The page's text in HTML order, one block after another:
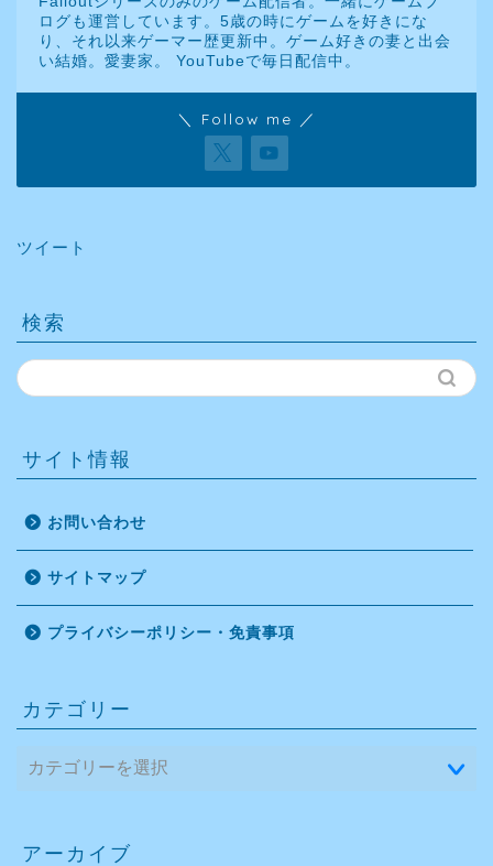
ログも運営しています。5歳の時にゲームを好きにな
り、それ以来ゲーマー歴更新中。ゲーム好きの妻と出会
い結婚。愛妻家。 YouTubeで毎日配信中。
＼ Follow me ／
ツイート
検索
サイト情報
お問い合わせ
サイトマップ
プライバシーポリシー・免責事項
カテゴリー
アーカイブ